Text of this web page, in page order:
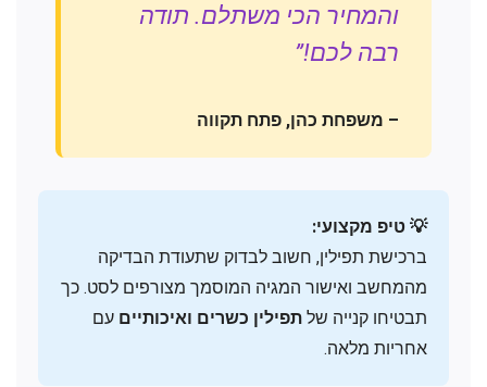
והמחיר הכי משתלם. תודה
רבה לכם!”
– משפחת כהן, פתח תקווה
💡 טיפ מקצועי:
ברכישת תפילין, חשוב לבדוק שתעודת הבדיקה
מהמחשב ואישור המגיה המוסמך מצורפים לסט. כך
תבטיחו קנייה של תפילין כשרים ואיכותיים עם
אחריות מלאה.